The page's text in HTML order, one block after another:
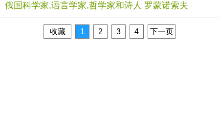
俄国科学家,语言学家,哲学家和诗人 罗蒙诺索夫
收藏 1 2 3 4 下一页